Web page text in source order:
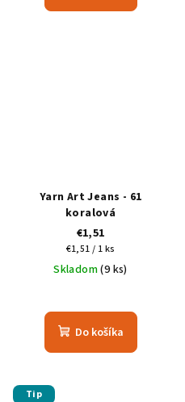
Yarn Art Jeans - 61
koralová
€1,51
Jednotková
cena:
€1,51 / 1 ks
Skladom(9 ks)
Do košíka
Tip